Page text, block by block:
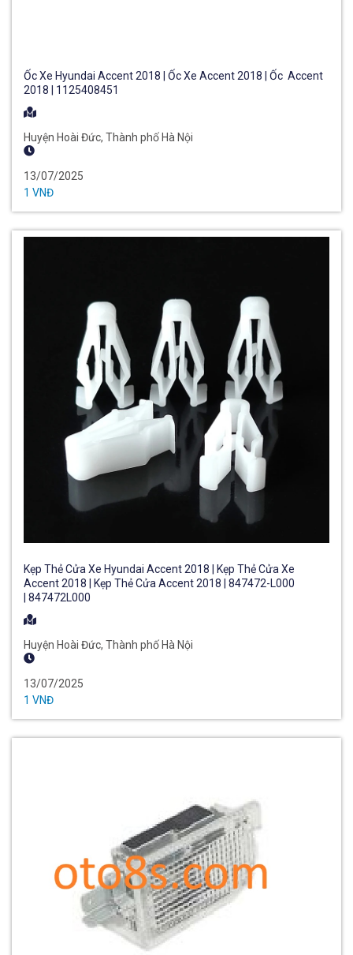
Ốc Xe Hyundai Accent 2018 | Ốc Xe Accent 2018 | Ốc Accent
2018 | 1125408451
Huyện Hoài Đức, Thành phố Hà Nội
13/07/2025
1 VNĐ
Kẹp Thẻ Cửa Xe Hyundai Accent 2018 | Kẹp Thẻ Cửa Xe
Accent 2018 | Kẹp Thẻ Cửa Accent 2018 | 847472-L000
| 847472L000
Huyện Hoài Đức, Thành phố Hà Nội
13/07/2025
1 VNĐ